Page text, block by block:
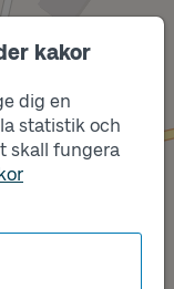
kakor
dig en
statistik och
skall fungera